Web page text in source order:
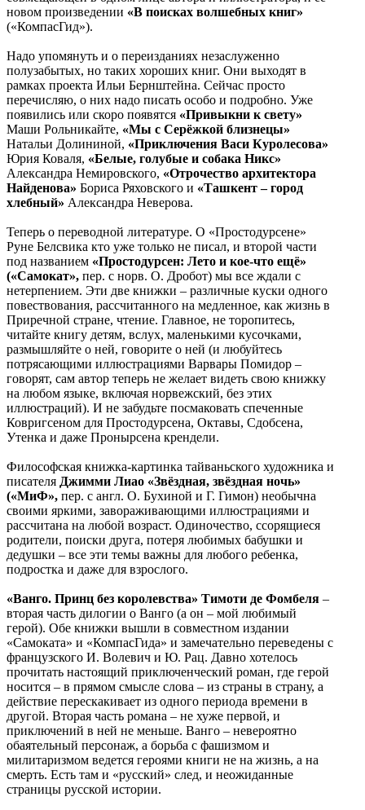
новом произведении «В поисках волшебных книг»
(«КомпасГид»).
Надо упомянуть и о переизданиях незаслуженно
полузабытых, но таких хороших книг. Они выходят в
рамках проекта Ильи Бернштейна. Сейчас просто
перечисляю, о них надо писать особо и подробно. Уже
появились или скоро появятся «Привыкни к свету»
Маши Рольникайте, «Мы с Серёжкой близнецы»
Натальи Долининой, «Приключения Васи Куролесова»
Юрия Коваля, «Белые, голубые и собака Никс»
Александра Немировского, «Отрочество архитектора
Найденова» Бориса Ряховского и «Ташкент – город
хлебный» Александра Неверова.
Теперь о переводной литературе. О «Простодурсене»
Руне Белсвика кто уже только не писал, и второй части
под названием «Простодурсен: Лето и кое-что ещё»
(«Самокат», пер. с норв. О. Дробот) мы все ждали с
нетерпением. Эти две книжки – различные куски одного
повествования, рассчитанного на медленное, как жизнь в
Приречной стране, чтение. Главное, не торопитесь,
читайте книгу детям, вслух, маленькими кусочками,
размышляйте о ней, говорите о ней (и любуйтесь
потрясающими иллюстрациями Варвары Помидор –
говорят, сам автор теперь не желает видеть свою книжку
на любом языке, включая норвежский, без этих
иллюстраций). И не забудьте посмаковать спеченные
Ковригсеном для Простодурсена, Октавы, Сдобсена,
Утенка и даже Пронырсена крендели.
Философская книжка-картинка тайваньского художника и
писателя Джимми Лиао «Звёздная, звёздная ночь»
(«МиФ», пер. с англ. О. Бухиной и Г. Гимон) необычна
своими яркими, завораживающими иллюстрациями и
рассчитана на любой возраст. Одиночество, ссорящиеся
родители, поиски друга, потеря любимых бабушки и
дедушки – все эти темы важны для любого ребенка,
подростка и даже для взрослого.
«Ванго. Принц без королевства» Тимоти де Фомбеля –
вторая часть дилогии о Ванго (а он – мой любимый
герой). Обе книжки вышли в совместном издании
«Самоката» и «КомпасГида» и замечательно переведены с
французского И. Волевич и Ю. Рац. Давно хотелось
прочитать настоящий приключенческий роман, где герой
носится – в прямом смысле слова – из страны в страну, а
действие перескакивает из одного периода времени в
другой. Вторая часть романа – не хуже первой, и
приключений в ней не меньше. Ванго – невероятно
обаятельный персонаж, а борьба с фашизмом и
милитаризмом ведется героями книги не на жизнь, а на
смерть. Есть там и «русский» след, и неожиданные
страницы русской истории.